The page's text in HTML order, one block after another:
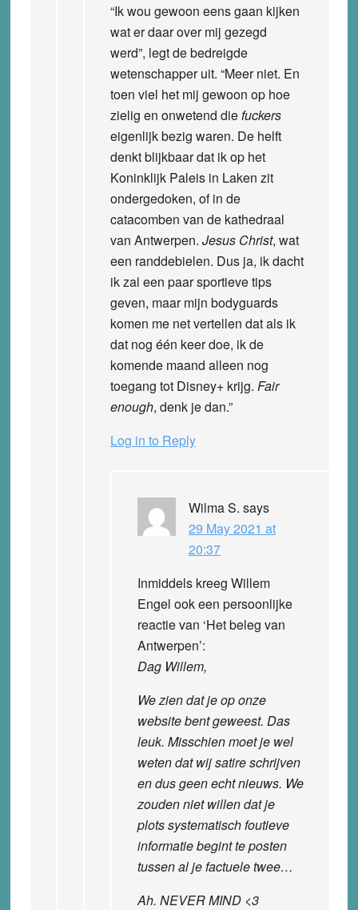
“Ik wou gewoon eens gaan kijken
wat er daar over mij gezegd
werd”, legt de bedreigde
wetenschapper uit. “Meer niet. En
toen viel het mij gewoon op hoe
zielig en onwetend diefuckers
eigenlijk bezig waren. De helft
denkt blijkbaar dat ik op het
Koninklijk Paleisin Laken zit
ondergedoken, of in de
catacomben van de kathedraal
van Antwerpen. Jesus Christ, wat
een randdebielen. Dus ja, ik dacht
ik zal een paar sportieve tips
geven, maar mijn bodyguards
komen me net vertellen dat als ik
dat nog één keer doe, ik de
komende maand alleen nog
toegang tot Disney+krijg. Fair
enough, denk je dan.”
Log in to Reply
Wilma S. says
29 May 2021 at
20:37
Inmiddels kreeg Willem
Engel ook een persoonlijke
reactie van ‘Het beleg van
Antwerpen’:
Dag Willem,
We zien dat je op onze
website bent geweest. Das
leuk. Misschien moet je wel
weten dat wij satire schrijven
en dus geen echt nieuws. We
zouden niet willen dat je
plots systematisch foutieve
informatie begint te posten
tussen al je factuele twee…
Ah. NEVER MIND <3